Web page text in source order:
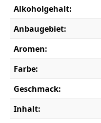
Alkoholgehalt:
Anbaugebiet:
Aromen:
Farbe:
Geschmack:
Inhalt: